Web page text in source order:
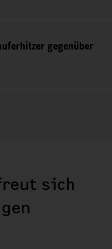
gegenüber
sich